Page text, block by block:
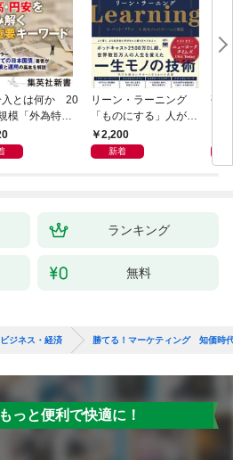
入とは何か 20
模「外為特
まれた謎
リーン・ラーニング
「ものにする」人が自
然とやっている 最小の
インプットで最大の成
2,200
新着
研
ランキング
無料
ビジネス・経済 勝てる！マーケティング 知価時
っと便利で快適に！